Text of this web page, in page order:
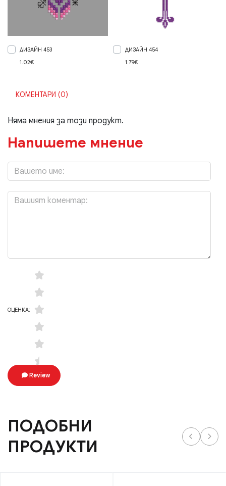
ДИЗАЙН 453
1.02€
ДИЗАЙН 454
1.79€
КОМЕНТАРИ (0)
Няма мнения за този продукт.
Напишете мнение
ОЦЕНКА:
Review
ПОДОБНИ
ПРОДУКТИ